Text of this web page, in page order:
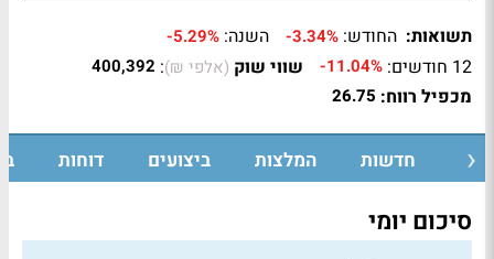
תשואות: החודש: -3.34% השנה: -5.29%
12 חודשים: -11.04% שווי שוק (אלפי ₪):
400,392
מכפיל רווח: 26.75
חדשות המלצות ביצועים דוחות
סיכום יומי